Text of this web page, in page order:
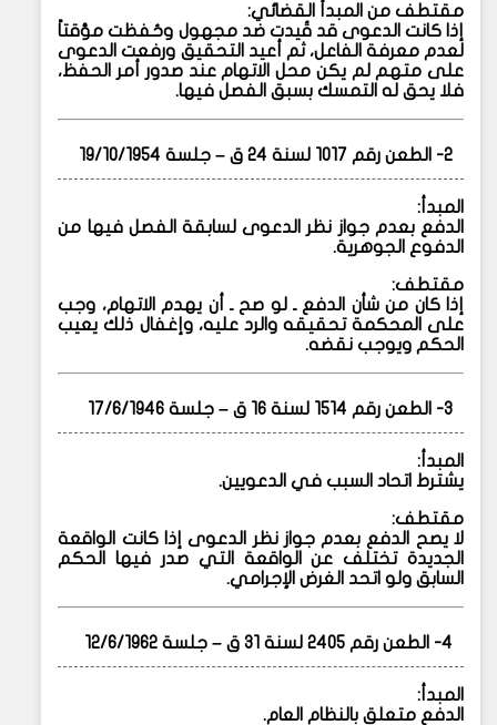
مقتطف من المبدأ القضائي:
إذا كانت الدعوى قد قُيدت ضد مجهول وحُفظت مؤقتاً
لعدم معرفة الفاعل، ثم أعيد التحقيق ورفعت الدعوى
على متهم لم يكن محل الاتهام عند صدور أمر الحفظ،
فلا يحق له التمسك بسبق الفصل فيها.
2- الطعن رقم 1017 لسنة 24 ق – جلسة 19/10/1954
المبدأ:
الدفع بعدم جواز نظر الدعوى لسابقة الفصل فيها من
الدفوع الجوهرية.
مقتطف:
إذا كان من شأن الدفع ـ لو صح ـ أن يهدم الاتهام، وجب
على المحكمة تحقيقه والرد عليه، وإغفال ذلك يعيب
الحكم ويوجب نقضه.
3- الطعن رقم 1514 لسنة 16 ق – جلسة 17/6/1946
المبدأ:
يشترط اتحاد السبب في الدعويين.
مقتطف:
لا يصح الدفع بعدم جواز نظر الدعوى إذا كانت الواقعة
الجديدة تختلف عن الواقعة التي صدر فيها الحكم
السابق ولو اتحد الغرض الإجرامي.
4- الطعن رقم 2405 لسنة 31 ق – جلسة 12/6/1962
المبدأ:
الدفع متعلق بالنظام العام.